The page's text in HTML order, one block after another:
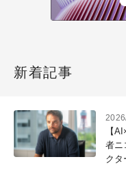
新着記事
【
者ニ
クタ